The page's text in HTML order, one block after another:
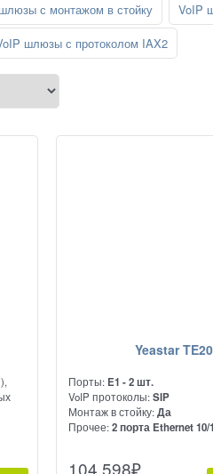
с монтажом в стойку
VoIP
шлюзы с протоколом IAX2
Yeastar
Порты: E1 - 2 шт.
VoIP протоколы:SIP
Монтаж в стойку:Да
Прочее:2 порта Ethernet
104 598₽